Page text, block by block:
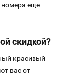
номера еще
скидкой?
красивый
вас от